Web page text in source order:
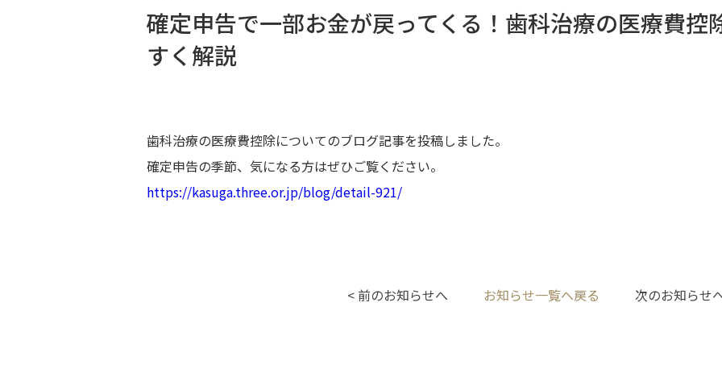
確定申告で一部お金が戻ってくる！歯科治療の医療費控
すく解説
歯科治療の医療費控除についてのブログ記事を投稿しました。
確定申告の季節、気になる方はぜひご覧ください。
https://kasuga.three.or.jp/blog/detail-921/
< 前のお知らせへ お知らせ一覧へ戻る 次のお知らせ